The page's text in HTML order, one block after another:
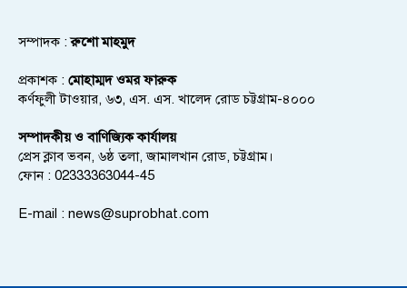
সম্পাদক :রুশো মাহমুদ
প্রকাশক : মোহাম্মদ ওমর ফারুক
কর্ণফুলী টাওয়ার, ৬৩, এস. এস. খালেদ রোড চট্টগ্রাম-৪০০০
সম্পাদকীয় ও বাণিজ্যিক কার্যালয়
প্রেস ক্লাব ভবন, ৬ষ্ঠ তলা, জামালখান রোড, চট্টগ্রাম।
ফোন : 02333363044-45
E-mail : news@suprobhat.com